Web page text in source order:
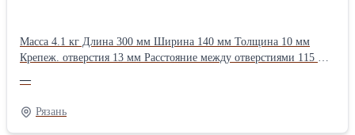
Масса 4.1 кг Длина 300 мм Ширина 140 мм Толщина 10 мм
Крепеж. отверстия 13 мм Расстояние между отверстиями 115 мм
Лемешные
—
Рязань